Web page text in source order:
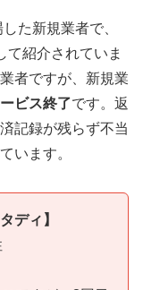
た新規業者で、
て紹介されていま
者ですが、新規業
ビス終了です。返
記録が残らず不当
います。
ディ】